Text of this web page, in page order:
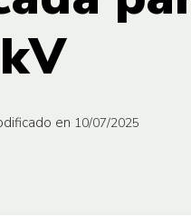
en 10/07/2025